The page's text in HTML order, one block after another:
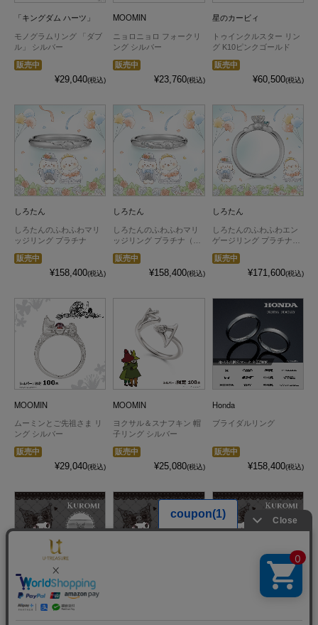
「キングダム ハーツ」
モノグラムリング 「ダブ
ル」 シルバー
販売中
¥29,040(税込)
MOOMIN
ニョロニョロ フォークリ
ング シルバー
販売中
¥23,760(税込)
星のカービィ
トゥインクルスター リン
グ K10ピンクゴールド
販売中
¥60,500(税込)
しろたん
しろたんのふわふわマリ
ッジリング プラチナ
販売中
¥158,400(税込)
しろたん
しろたんのふわふわマリ
ッジリング プラチナ（ダ
販売中
¥158,400(税込)
しろたん
しろたんのふわふわエン
ゲージリング プラチナ
販売中
¥171,600(税込)
MOOMIN
ムーミンとご先祖さま リ
ング シルバー
販売中
¥29,040(税込)
MOOMIN
ヨクサル＆スナフキン 帽
子リング シルバー
販売中
¥25,080(税込)
Honda
ブライダルリング
販売中
¥158,400(税込)
サンリオキャラクターズ サンリオキャラクターズ